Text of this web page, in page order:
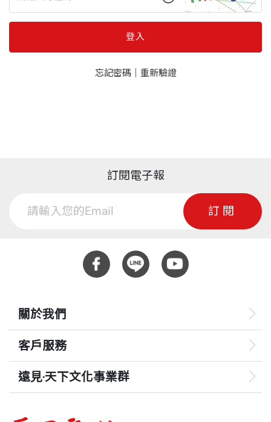
登入
忘記密碼｜ 重新驗證
訂閱電子報
訂閱
關於我們
客戶服務
遠見‧天下文化事業群